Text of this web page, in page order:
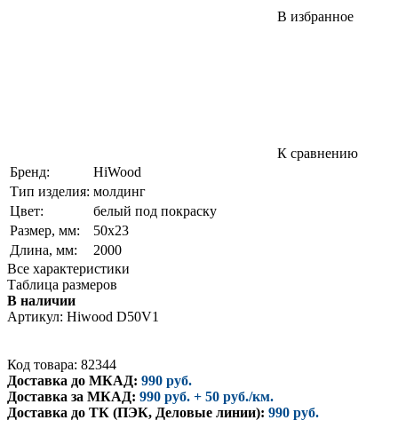
В избранное
К сравнению
Бренд:
HiWood
Тип изделия: молдинг
Цвет:
белый под покраску
Размер, мм:
50х23
Длина, мм:
2000
Все характеристики
Таблица размеров
В наличии
Артикул: Hiwood D50V1
Код товара: 82344
Доставка до МКАД: 990 руб.
Доставка за МКАД: 990 руб. + 50 руб./км.
Доставка до ТК (ПЭК, Деловые линии): 990 руб.